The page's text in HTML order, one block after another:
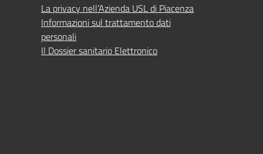
La privacy nell’Azienda USL di Piacenza
Informazioni sul trattamento dati
personali
Il Dossier sanitario Elettronico